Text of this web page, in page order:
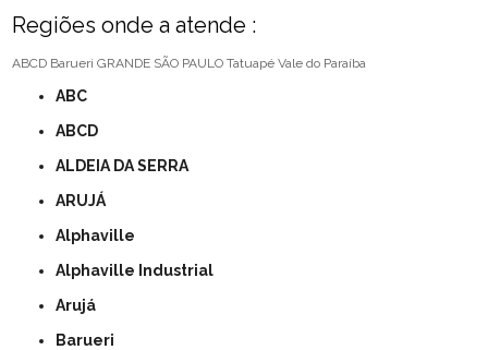
Regiões onde a atende :
ABCD Barueri GRANDE SÃO PAULO Tatuapé Vale do Paraíba
ABC
ABCD
ALDEIA DA SERRA
ARUJÁ
Alphaville
Alphaville Industrial
Arujá
Barueri